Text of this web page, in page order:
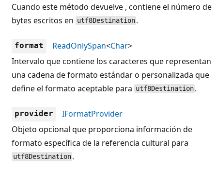
Cuando este método devuelve , contiene el número de
bytes escritos en utf8Destination .
format ReadOnlySpan<Char>
Intervalo que contiene los caracteres que representan
una cadena de formato estándar o personalizada que
define el formato aceptable para utf8Destination .
provider
IFormatProvider
Objeto opcional que proporciona información de
formato específica de la referencia cultural para
utf8Destination .